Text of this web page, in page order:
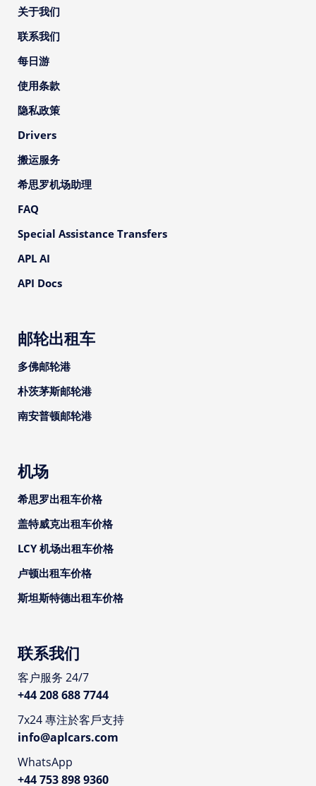
关于我们
联系我们
每日游
使用条款
隐私政策
Drivers
搬运服务
希思罗机场助理
FAQ
Special Assistance Transfers
APL AI
API Docs
邮轮出租车
多佛邮轮港
朴茨茅斯邮轮港
南安普顿邮轮港
机场
希思罗出租车价格
盖特威克出租车价格
LCY 机场出租车价格
卢顿出租车价格
斯坦斯特德出租车价格
联系我们
客户服务 24/7
+44 208 688 7744
7x24 專注於客戶支持
info@aplcars.com
WhatsApp
+44 753 898 9360